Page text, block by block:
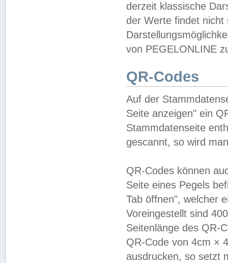
derzeit klassische
der Werte findet
von PEGELONLINE
QR-Codes
Auf der
Seite anzeigen" ein
Stammdatenseite
gescannt, so wird
QR-Codes können
Seite eines Pegels
Tab öffnen", welcher
Voreingestellt sind
Seitenlänge des QR-
QR-Code von 4cm ×
ausdrucken, so setzt